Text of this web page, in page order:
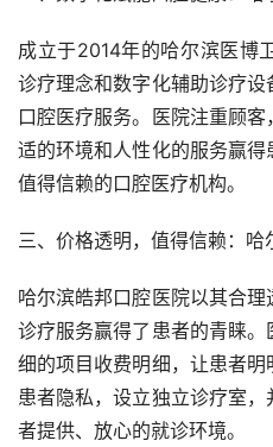
成立于2014年的哈尔滨医博
诊疗理念和数字化辅助诊疗
口腔医疗服务。医院注重顾
适的环境和人性化的服务赢
值得信赖的口腔医疗机构。
三、价格透明，值得信赖：哈
哈尔滨皓邦口腔医院以其合
诊疗服务赢得了患者的青睐
细的项目收费明细，让患者
患者隐私，设立独立诊疗室
者提供、放心的就诊环境。